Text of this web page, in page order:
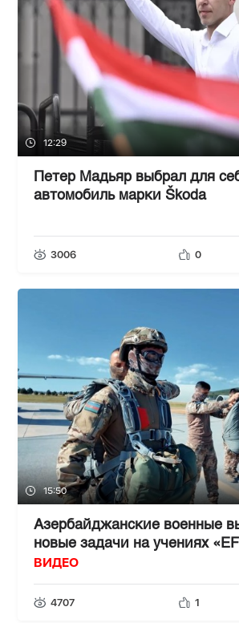
12:29
Петер Мадьяр выбрал для
автомобиль марки Škoda
3006 0
15:50
Азербайджанские военные
новые задачи на учениях
ВИДЕО
4707 1